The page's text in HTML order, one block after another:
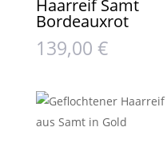
Haarreif Samt
Bordeauxrot
139,00 €